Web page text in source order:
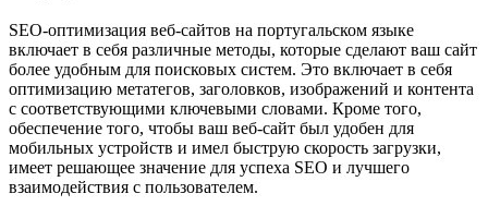
SEO-оптимизация веб-сайтов на португальском языке
включает в себя различные методы, которые сделают ваш сайт
более удобным для поисковых систем. Это включает в себя
оптимизацию метатегов, заголовков, изображений и контента
с соответствующими ключевыми словами. Кроме того,
обеспечение того, чтобы ваш веб-сайт был удобен для
мобильных устройств и имел быструю скорость загрузки,
имеет решающее значение для успеха SEO и лучшего
взаимодействия с пользователем.